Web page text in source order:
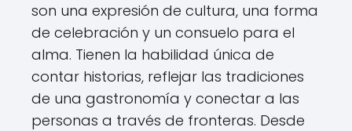
son una expresión de cultura, una forma
de celebración y un consuelo para el
alma. Tienen la habilidad única de
contar historias, reflejar las tradiciones
de una gastronomía y conectar a las
personas a través de fronteras. Desde